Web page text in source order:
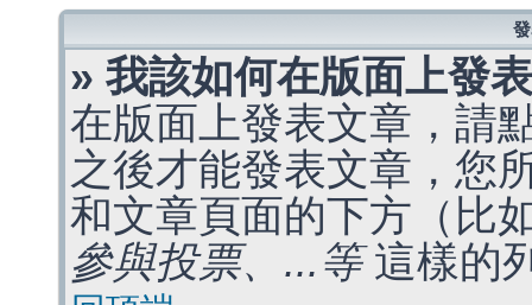
» 我該如何在版面上發
在版面上發表文章，請
之後才能發表文章，您
和文章頁面的下方（比
參與投票、...等這樣的